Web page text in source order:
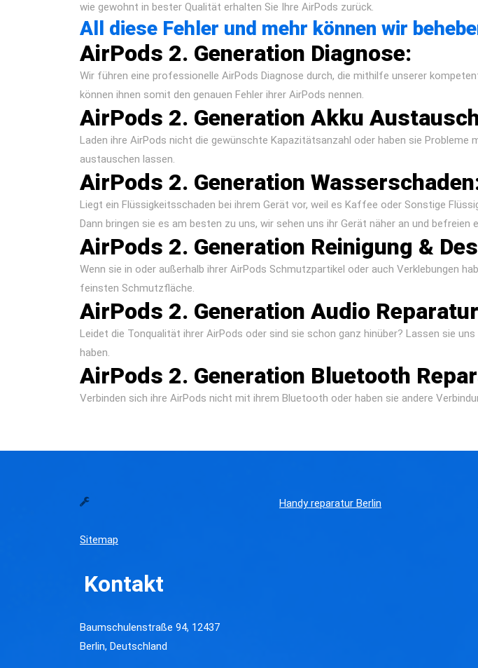
wie gewohnt in bester Qualität erhalten Sie Ihre AirPods zurück.
All diese Fehler und mehr können wir
AirPods 2. Generation Diagnose:
Wir führen eine professionelle AirPods Diagnose durch, die mithilfe unserer
können ihnen somit den genauen Fehler ihrer AirPods nennen.
AirPods 2. Generation Akku
Laden ihre AirPods nicht die gewünschte Kapazitätsanzahl oder haben sie
austauschen lassen.
AirPods 2. Generation
Liegt ein Flüssigkeitsschaden bei ihrem Gerät vor, weil es Kaffee oder Sonstige
Dann bringen sie es am besten zu uns, wir sehen uns ihr Gerät näher an und
AirPods 2. Generation Reinigung &
Wenn sie in oder außerhalb ihrer AirPods Schmutzpartikel oder auch Verklebungen
feinsten Schmutzfläche.
AirPods 2. Generation Audio
Leidet die Tonqualität ihrer AirPods oder sind sie schon ganz hinüber? Lassen sie
haben.
AirPods 2. Generation Bluetooth
Verbinden sich ihre AirPods nicht mit ihrem Bluetooth oder haben sie andere
Sitemap
Kontakt
Baumschulenstraße 94, 12437
Berlin, Deutschland
Handy reparatur Berlin